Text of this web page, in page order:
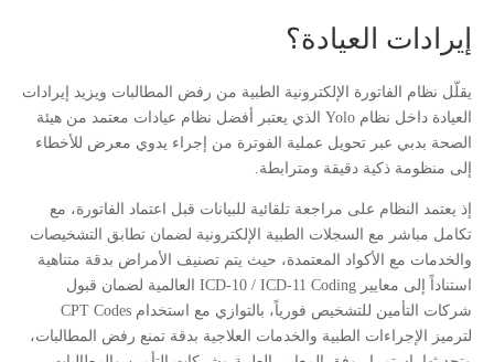
إيرادات العيادة؟
يقلّل نظام الفاتورة الإلكترونية الطبية من رفض المطالبات ويزيد إيرادات
العيادة داخل نظام Yolo الذي يعتبر أفضل نظام عيادات معتمد من هيئة
الصحة بدبي عبر تحويل عملية الفوترة من إجراء يدوي معرض للأخطاء
إلى منظومة ذكية دقيقة ومترابطة.
إذ يعتمد النظام على مراجعة تلقائية للبيانات قبل اعتماد الفاتورة، مع
تكامل مباشر مع السجلات الطبية الإلكترونية لضمان تطابق التشخيصات
والخدمات مع الأكواد المعتمدة، حيث يتم تصنيف الأمراض بدقة متناهية
استناداً إلى معايير ICD-10 / ICD-11 Coding العالمية لضمان قبول
شركات التأمين للتشخيص فورياً، بالتوازي مع استخدام CPT Codes
لترميز الإجراءات الطبية والخدمات العلاجية بدقة تمنع رفض المطالبات،